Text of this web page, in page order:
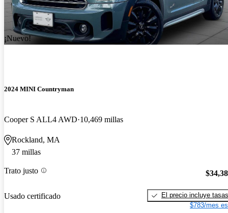
¡Nuevo!
2024 MINI Countryman
Cooper S ALL4 AWD 10,469 millas
Rockland, MA
37 millas
Trato justo
Usado certificado
El precio incluye tasas
$783/mes